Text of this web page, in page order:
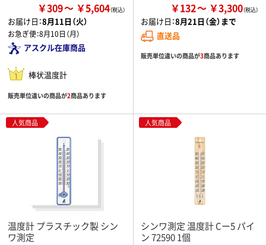
￥309 ￥5,604
お届け日：8月11日（火）
お急ぎ便：8月10日（月）
アスクル在庫商品
棒状温度計
販売単位違いの商品が2商品あります
￥132 ￥3,300
お届け日：8月21日（金）まで
直送品
販売単位違いの商品が3商品あります
人気商品
温度計 プラスチック製 シン
ワ測定
人気商品
シンワ測定 温度計 Cー5 パイ
ン 72590 1個